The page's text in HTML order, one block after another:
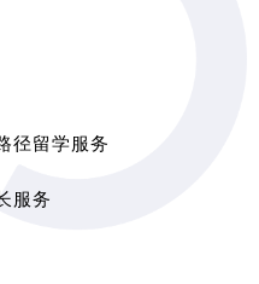
径留学服务
服务